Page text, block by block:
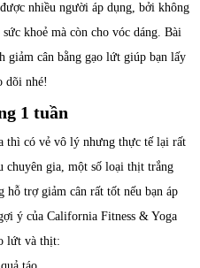
nhiều người áp dụng, bởi không
khoẻ mà còn cho vóc dáng. Bài
giảm cân bằng gạo lứt giúp bạn lấy
dõi nhé!
1 tuần
thì có vẻ vô lý nhưng thực tế lại rất
chuyên gia, một số loại thịt trắng
trợ giảm cân rất tốt nếu bạn áp
ý của California Fitness & Yoga
lứt và thịt: